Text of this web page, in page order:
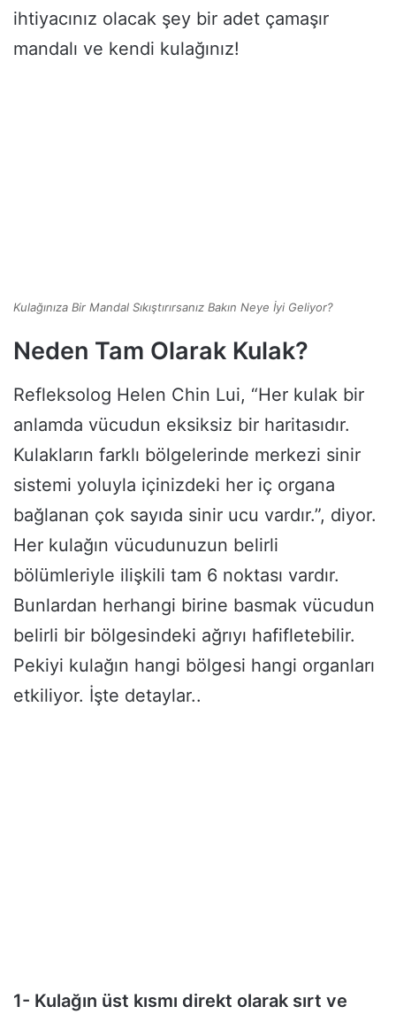
ihtiyacınız olacak şey bir adet çamaşır
mandalı ve kendi kulağınız!
Kulağınıza Bir Mandal Sıkıştırırsanız Bakın Neye İyi Geliyor?
Neden Tam Olarak Kulak?
Refleksolog Helen Chin Lui, “Her kulak bir
anlamda vücudun eksiksiz bir haritasıdır.
Kulakların farklı bölgelerinde merkezi sinir
sistemi yoluyla içinizdeki her iç organa
bağlanan çok sayıda sinir ucu vardır.”, diyor.
Her kulağın vücudunuzun belirli
bölümleriyle ilişkili tam 6 noktası vardır.
Bunlardan herhangi birine basmak vücudun
belirli bir bölgesindeki ağrıyı hafifletebilir.
Pekiyi kulağın hangi bölgesi hangi organları
etkiliyor. İşte detaylar..
1- Kulağın üst kısmı direkt olarak sırt ve